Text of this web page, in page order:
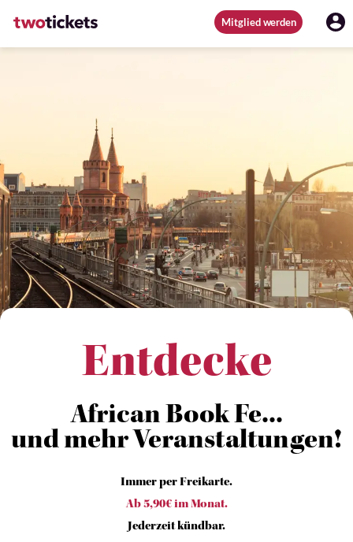
Mitglied werden
Entdecke
African Book Fe...
und mehr Veranstaltungen!
Immer per Freikarte.
Ab 5,90€ im Monat.
Jederzeit kündbar.